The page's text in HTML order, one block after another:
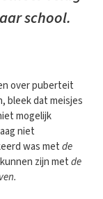
school.
over puberteit
bleek dat meisjes
mogelijk
niet
was metde
zijn metde